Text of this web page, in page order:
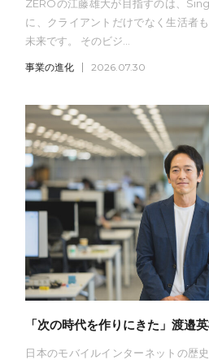
ZEROの江藤雄大が目指すのは、
に、クライアントだけでなく生活者
未来です。 そのビジ...
事業の進化 2026.07.30
「次の時代を作りにきた」渡邉
日本のモバイルインターネットの歴